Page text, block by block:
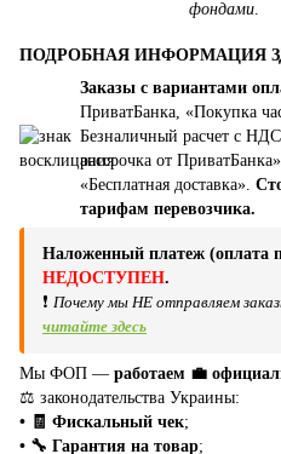
фондами
ПОДРОБНАЯ ИНФОРМАЦИЯ
Заказы с вариантами
ПриватБанка, «Покупка
Безналичный расчет с
рассрочка от
«Бесплатная доставка».
тарифам перевозчика.
Наложенный платеж (оплата
НЕДОСТУПЕН.
❗ Почему мы НЕ отправляем
читайте здесь
Мы ФОП — работаем 💼
⚖️ законодательства Украины:
• 🧾 Фискальный чек;
• 🔧 Гарантия на товар;